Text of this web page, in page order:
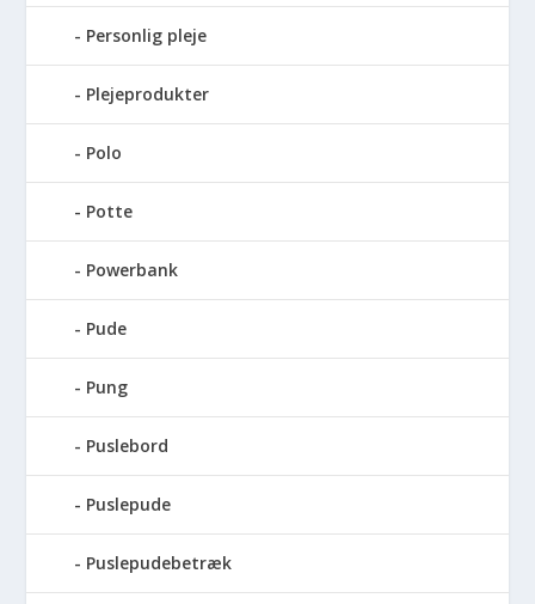
Personlig pleje
Plejeprodukter
Polo
Potte
Powerbank
Pude
Pung
Puslebord
Puslepude
Puslepudebetræk